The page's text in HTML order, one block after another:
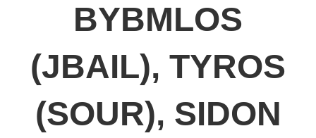
BYBMLOS
(JBAIL), TYROS
(SOUR), SIDON